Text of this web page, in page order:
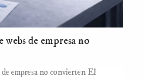
webs de empresa no
de empresa no convierten El